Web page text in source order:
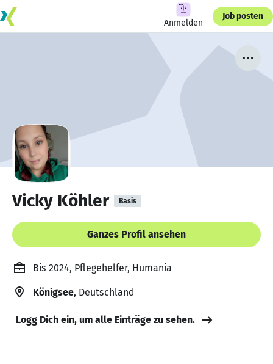
Anmelden
Job posten
Vicky Köhler Basis
Ganzes Profil ansehen
Bis 2024, Pflegehelfer, Humania
Königsee, Deutschland
Logg Dich ein, um alle Einträge zu sehen.